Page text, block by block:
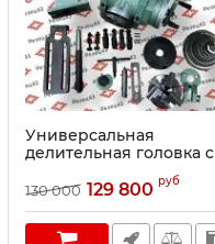
Универсальная
делительная головка с
дифференциальным
делением F11160 (УДГ
130 000 129 800 руб